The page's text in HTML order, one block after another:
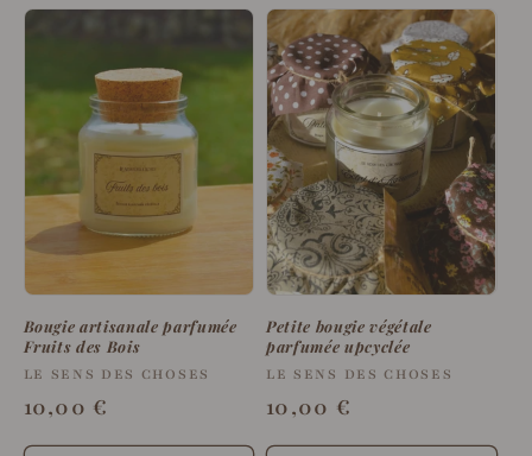
Bougie artisanale parfumée
Fruits des Bois
Fournisseur :
LE SENS DES CHOSES
Prix
habituel
10,00 €
Petite bougie végétale
parfumée upcyclée
Fournisseur :
LE SENS DES CHOSES
Prix
habituel
10,00 €